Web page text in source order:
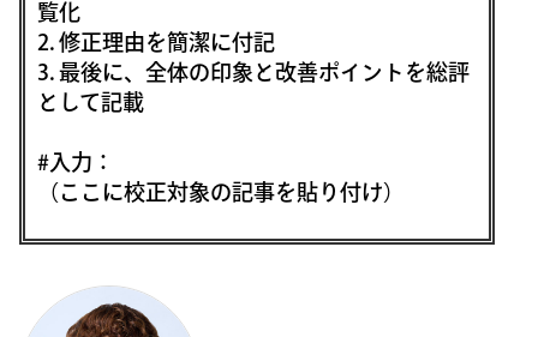
覧化
2. 修正理由を簡潔に付記
3. 最後に、全体の印象と改善ポイントを総評
として記載
#入力：
（ここに校正対象の記事を貼り付け）